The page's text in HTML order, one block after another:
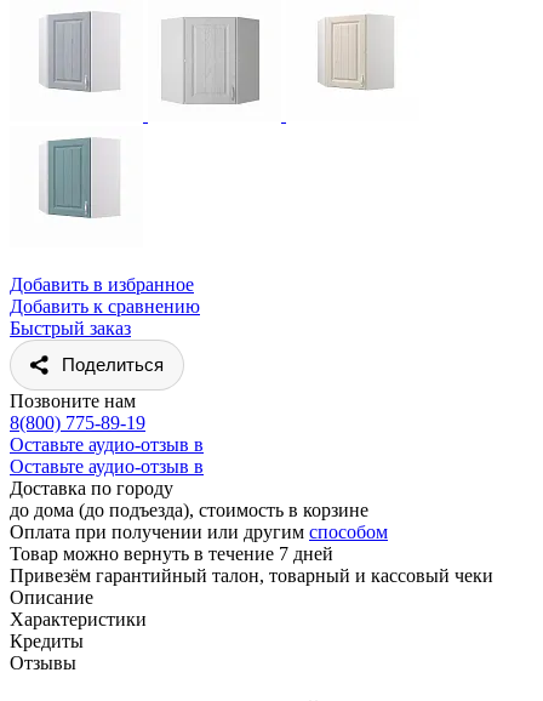
Добавить в избранное
Добавить к сравнению
Быстрый заказ
Поделиться
Позвоните нам
8(800) 775-89-19
Оставьте аудио-отзыв в
Оставьте аудио-отзыв в
Доставка по городу
до дома (до подъезда), стоимость в корзине
Оплата при получении или другим способом
Товар можно вернуть в течение 7 дней
Привезём гарантийный талон, товарный и кассовый чеки
Описание
Характеристики
Кредиты
Отзывы